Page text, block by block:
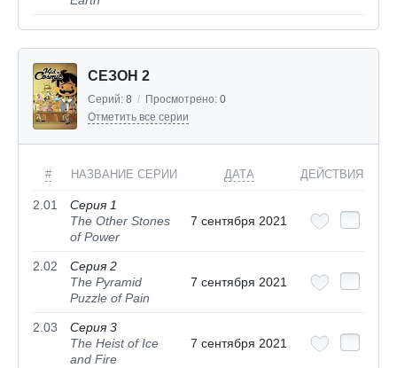
СЕЗОН 2
Серий: 8 / Просмотрено: 0
Отметить все серии
# НАЗВАНИЕ СЕРИИ ДАТА ДЕЙСТВИЯ
2.01
Серия 1
The Other Stones
of Power
7 сентября 2021
2.02
Серия 2
The Pyramid
Puzzle of Pain
7 сентября 2021
2.03
Серия 3
The Heist of Ice
and Fire
7 сентября 2021